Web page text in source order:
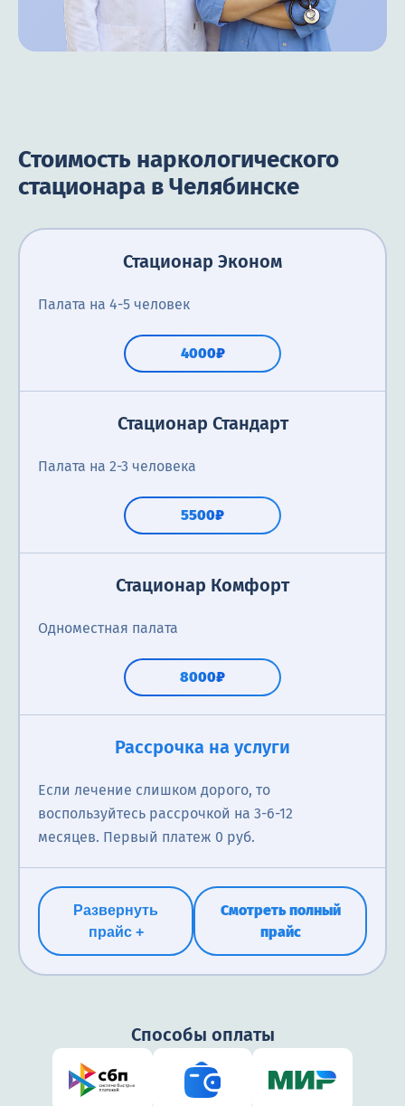
Стоимость наркологического
стационара в Челябинске
Стационар Эконом
Палата на 4-5 человек
4000₽
Стационар Стандарт
Палата на 2-3 человека
5500₽
Стационар Комфорт
Одноместная палата
8000₽
Рассрочка на услуги
Если лечение слишком дорого, то
воспользуйтесь рассрочкой на 3-6-12
месяцев. Первый платеж 0 руб.
Развернуть
прайс +
Смотреть полный
прайс
Способы оплаты